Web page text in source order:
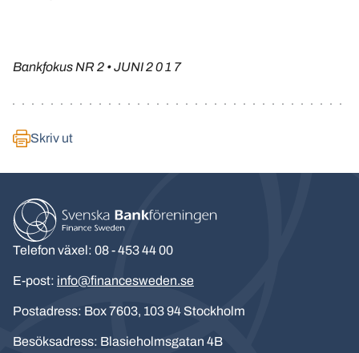
Bankfokus NR 2 • JUNI 2 0 1 7
Skriv ut
Telefon växel: 08 - 453 44 00
E-post: info@financesweden.se
Postadress: Box 7603, 103 94 Stockholm
Besöksadress: Blasieholmsgatan 4B